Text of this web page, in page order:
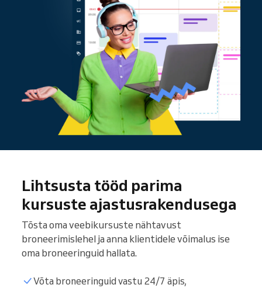
Lihtsusta tööd parima
kursuste ajastusrakendusega
Tõsta oma veebikursuste nähtavust
broneerimislehel ja anna klientidele võimalus ise
oma broneeringuid hallata.
Võta broneeringuid vastu 24/7 äpis,